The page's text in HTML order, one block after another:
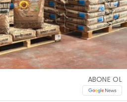
ABONE OL